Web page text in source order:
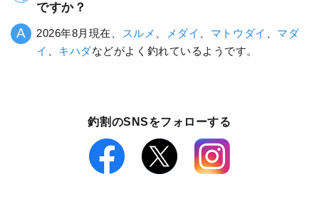
ですか？
2026年8月現在、 スルメ メダイ マトウダイ
マダ
イ
キハダなどがよく釣れているようです。
釣割のSNSをフォローする